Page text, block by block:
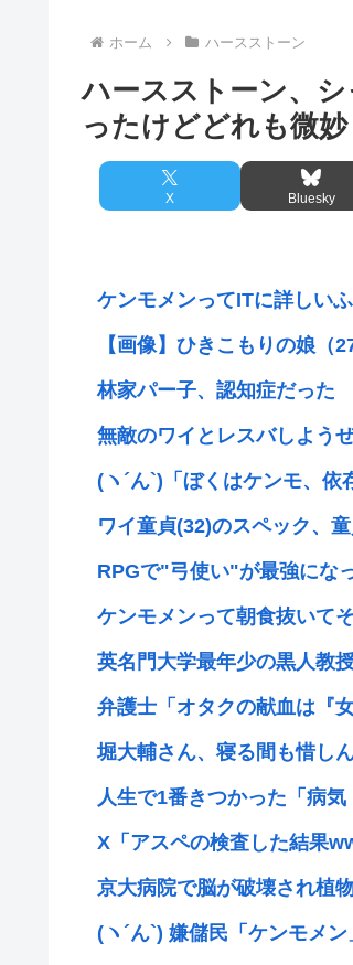
ホーム ハースストーン
ハースストーン、
ったけどどれも微妙
X Bluesky
ケンモメンってITに詳しい
【画像】ひきこもりの娘（
林家パー子、認知症だった
無敵のワイとレスバしよう
(ヽ´ん`)「ぼくはケンモ、
ワイ童貞(32)のスペック、
RPGで"弓使い"が最強にな
ケンモメンって朝食抜いて
英名門大学最年少の黒人教
弁護士「オタクの献血は『
堀大輔さん、寝る間も惜し
人生で1番きつかった「病
X「アスペの検査した結果
京大病院で脳が破壊され植
(ヽ´ん`) 嫌儲民「ケンモメ